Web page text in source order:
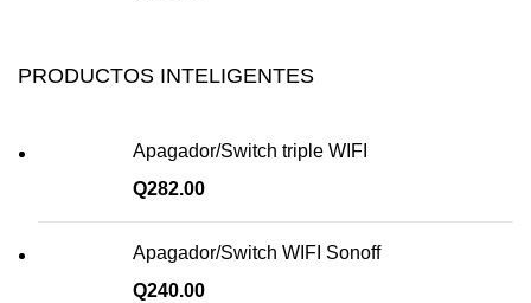
PRODUCTOS INTELIGENTES
Apagador/Switch triple WIFI
Q282.00
Apagador/Switch WIFI Sonoff
Q240.00